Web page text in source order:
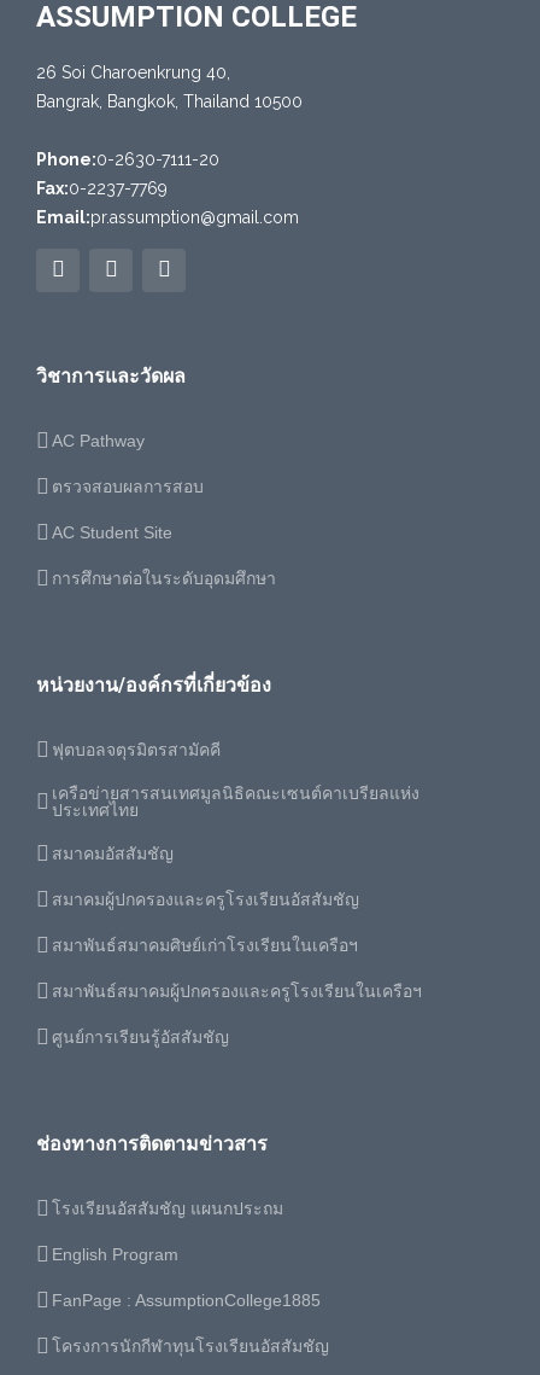
ASSUMPTION COLLEGE
26 Soi Charoenkrung 40,
Bangrak, Bangkok, Thailand 10500
Phone:0-2630-7111-20
Fax:0-2237-7769
Email:pr.assumption@gmail.com
วิชาการและวัดผล
AC Pathway
ตรวจสอบผลการสอบ
AC Student Site
การศึกษาต่อในระดับอุดมศึกษา
หน่วยงาน/องค์กรที่เกี่ยวข้อง
ฟุตบอลจตุรมิตรสามัคคี
เครือข่ายสารสนเทศมูลนิธิคณะเซนต์คาเบรียลแห่ง
ประเทศไทย
สมาคมอัสสัมชัญ
สมาคมผู้ปกครองและครูโรงเรียนอัสสัมชัญ
สมาพันธ์สมาคมศิษย์เก่าโรงเรียนในเครือฯ
สมาพันธ์สมาคมผู้ปกครองและครูโรงเรียนในเครือฯ
ศูนย์การเรียนรู้อัสสัมชัญ
ช่องทางการติดตามข่าวสาร
โรงเรียนอัสสัมชัญ แผนกประถม
English Program
FanPage : AssumptionCollege1885
โครงการนักกีฬาทุนโรงเรียนอัสสัมชัญ